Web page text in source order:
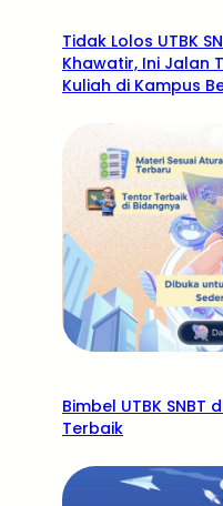
Tidak Lolos UTBK
Khawatir, Ini Jalan
Kuliah di Kampus
Bimbel UTBK
Terbaik